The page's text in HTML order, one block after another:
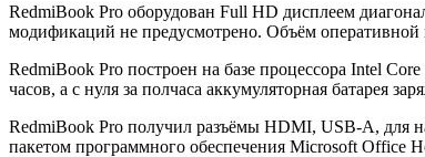
RedmiBook Pro оборудован Full HD дисплеем
модификаций не предусмотрено. Объём
RedmiBook Pro построен на базе процессора Intel
часов, а с нуля за полчаса аккумуляторная батарея
RedmiBook Pro получил разъёмы HDMI, USB-A, для
пакетом программного обеспечения Microsoft Office